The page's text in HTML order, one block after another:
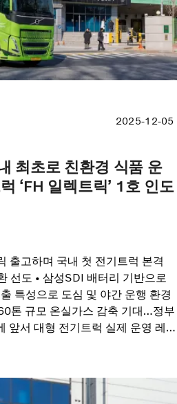
2025-12-05
최초로 친환경 식품 운
‘FH 일렉트릭’ 1호 인도
출고하며 국내 첫 전기트럭 본격
선도 • 삼성SDI 배터리 기반으로
특성으로 도심 및 야간 운행 환경
톤 규모 온실가스 감축 기대…정부
앞서 대형 전기트럭 실제 운영 레퍼